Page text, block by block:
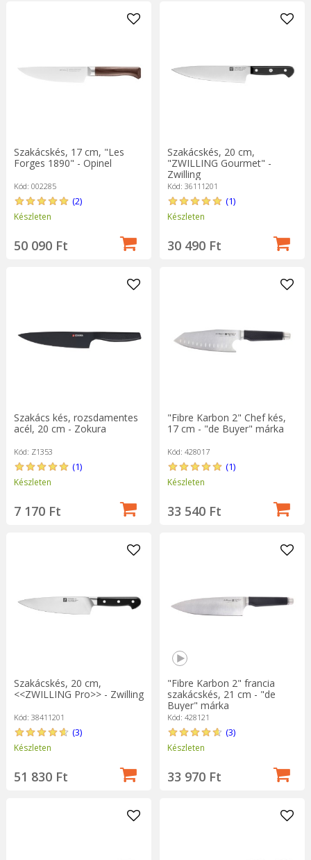
Szakácskés, 17 cm, "Les
Forges 1890" - Opinel
Kód: 002285
(2)
Készleten
50 090 Ft
Szakácskés, 20 cm,
"ZWILLING Gourmet" -
Zwilling
Kód: 36111201
(1)
Készleten
30 490 Ft
Szakács kés, rozsdamentes
acél, 20 cm - Zokura
Kód: Z1353
(1)
Készleten
7 170 Ft
"Fibre Karbon 2" Chef kés,
17 cm - "de Buyer" márka
Kód: 428017
(1)
Készleten
33 540 Ft
Szakácskés, 20 cm,
<<ZWILLING Pro>> - Zwilling
Kód: 38411201
(3)
Készleten
51 830 Ft
"Fibre Karbon 2" francia
szakácskés, 21 cm - "de
Buyer" márka
Kód: 428121
(3)
Készleten
33 970 Ft